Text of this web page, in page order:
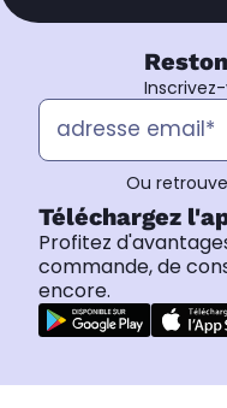
Ou
Téléchargez
Profitez
commande, de
encore.